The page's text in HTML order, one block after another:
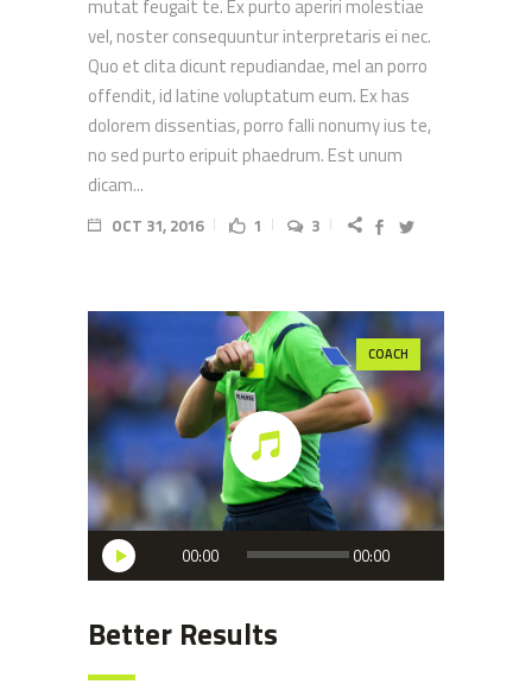
mutat feugait te. Ex purto aperiri molestiae
vel, noster consequuntur interpretaris ei nec.
Quo et clita dicunt repudiandae, mel an porro
offendit, id latine voluptatum eum. Ex has
dolorem dissentias, porro falli nonumy ius te,
no sed purto eripuit phaedrum. Est unum
dicam...
OCT 31, 2016 1 3
Audio
Player
00:00 00:00
COACH
Better Results